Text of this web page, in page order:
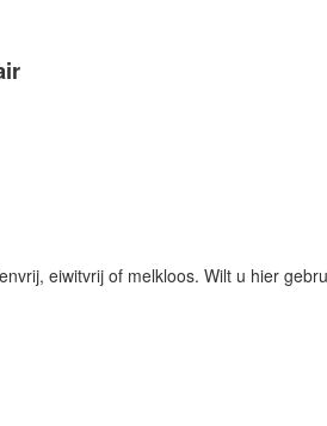
eiwitvrij of melkloos. Wilt u hier